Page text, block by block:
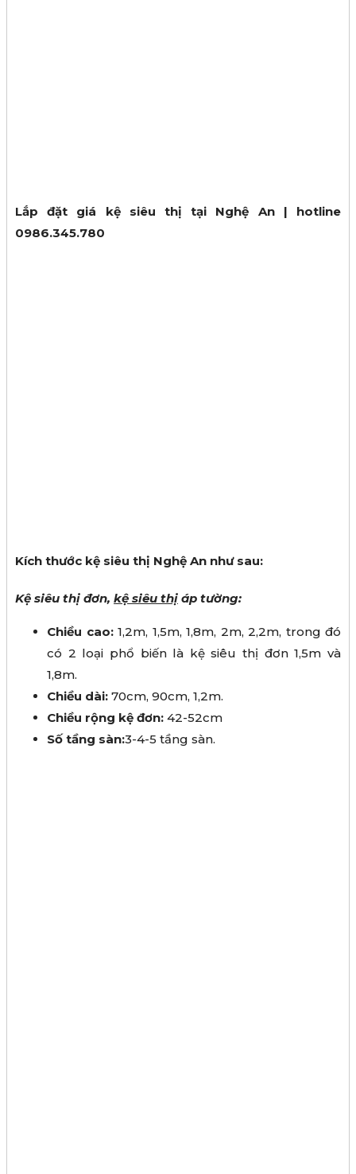
Lắp đặt giá kệ siêu thị tại Nghệ An | hotline
0986.345.780
Kích thước kệ siêu thị Nghệ An như sau:
Kệ siêu thị đơn, kệ siêu thị áp tường:
Chiều cao: 1,2m, 1,5m, 1,8m, 2m, 2,2m, trong đó
có 2 loại phổ biến là kệ siêu thị đơn 1,5m và
1,8m.
Chiều dài: 70cm, 90cm, 1,2m.
Chiều rộng kệ đơn: 42-52cm
Số tầng sàn:3-4-5 tầng sàn.